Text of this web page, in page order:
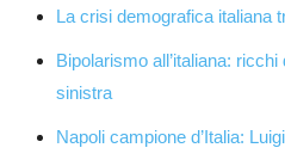
La crisi demografica italiana
Bipolarismo all’italiana:
sinistra
Napoli campione d’Italia: